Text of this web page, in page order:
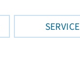
SERVICE